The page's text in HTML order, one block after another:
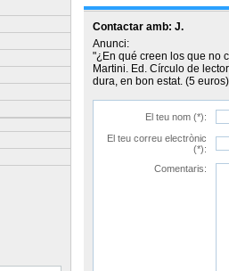
Contactar amb: J.
Anunci:
"¿En qué creen los que no
Martini. Ed. Círculo de
dura, en bon estat. (5 euros)
El teu nom (*):
El teu correu electrònic
(*):
Comentaris: